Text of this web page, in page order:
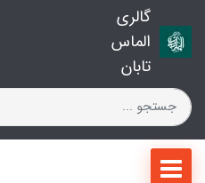
گالری
الماس
تابان